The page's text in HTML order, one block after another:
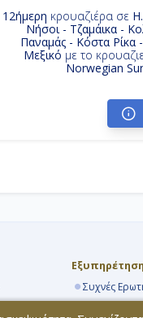
12ήμερη κρουαζιέρα σε
Νήσοι - Τζαμάικα -
Παναμάς - Κόστα Ρίκα
Μεξικό με το
Norwegian
Συχνές
Know How